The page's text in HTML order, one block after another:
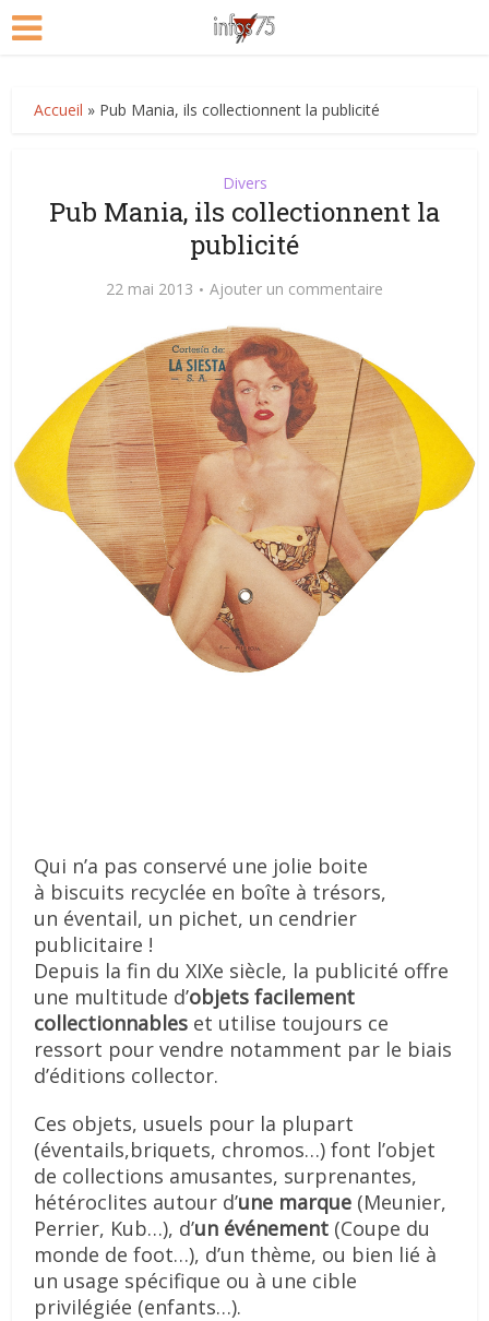
Accueil » Pub Mania, ils collectionnent la publicité
Divers
Pub Mania, ils collectionnent la
publicité
22 mai 2013 Ajouter un commentaire
Qui n’a pas conservé une jolie boite
à biscuits recyclée en boîte à trésors,
un éventail, un pichet, un cendrier
publicitaire !
Depuis la fin du XIXe siècle, la publicité offre
une multitude d’objets facilement
collectionnables et utilise toujours ce
ressort pour vendre notamment par le biais
d’éditions collector.
Ces objets, usuels pour la plupart
(éventails,briquets, chromos…) font l’objet
de collections amusantes, surprenantes,
hétéroclites autour d’une marque (Meunier,
Perrier, Kub…), d’un événement (Coupe du
monde de foot…), d’un thème, ou bien lié à
un usage spécifique ou à une cible
privilégiée (enfants…).